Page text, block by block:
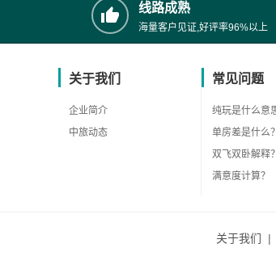
线路成熟
海量客户见证,好评率96%以上
关于我们
企业简介
中旅动态
常见问题
纯玩是什么意
单房差是什么？
双飞双卧解释？
满意度计算？
关于我们 |